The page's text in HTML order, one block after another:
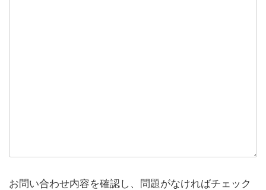
お問い合わせ内容を確認し、問題がなければチェック